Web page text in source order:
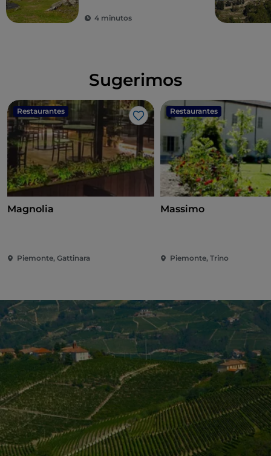
experiencia
4 minutos
Sugerimos
Restaurantes
Me gusta
Magnolia
Piemonte, Gattinara
Restaurantes
Massimo
Piemonte, Trino